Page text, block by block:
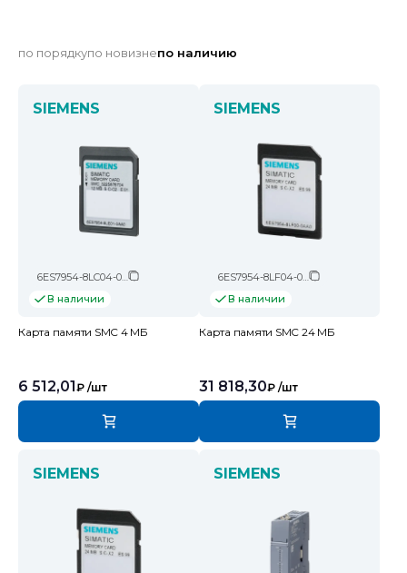
по порядкупо новизнепо наличию
SIEMENS
6ES7954-8LC04-0AA0
В наличии
Карта памяти SMC 4 МБ
6 512,01₽ /шт
SIEMENS
6ES7954-8LF04-0AA0
В наличии
Карта памяти SMC 24 МБ
31 818,30₽ /шт
SIEMENS SIEMENS